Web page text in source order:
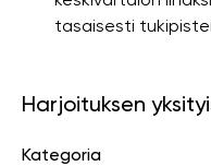
tasaisesti
Harjoituksen
Kategoria